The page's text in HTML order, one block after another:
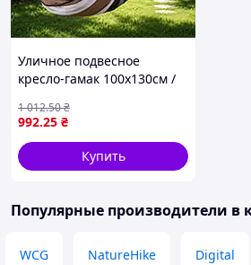
GARDLOV — практичный выбор
Уличное подвесное
кресло-гамак 100x130см /
с подушками до 150кг
Коричневый
992.25 ₴
1 012.50₴
Купить
Популярные производители в
WCG NatureHike Digital